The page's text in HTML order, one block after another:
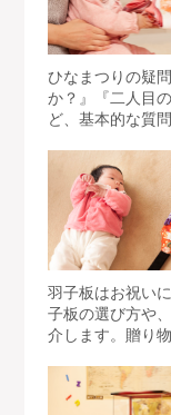
ひなまつりの疑
か？』『二人目
ど、基本的な質
羽子板はお祝い
子板の選び方や
介します。贈り